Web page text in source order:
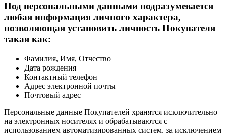
Под персональными данными подразумевается
любая информация личного характера,
позволяющая установить личность Покупателя
такая как:
Фамилия, Имя, Отчество
Дата рождения
Контактный телефон
Адрес электронной почты
Почтовый адрес
Персональные данные Покупателей хранятся исключительно
на электронных носителях и обрабатываются с
использованием автоматизированных систем, за исключением